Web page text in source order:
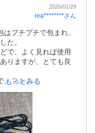
2026/01/29
rea********さん
プチプチで包まれ、
た。
で、よく見れば使用
りますが、とても良
フル充電後6時間使
。(ほとんどps4のト
かもしれません)
もっとみる